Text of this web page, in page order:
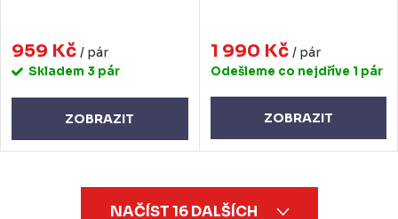
959 Kč / pár
Skladem 3 pár
ZOBRAZIT
1 990 Kč / pár
Odešleme co nejdříve 1 pár
ZOBRAZIT
NAČÍST 16 DALŠÍCH